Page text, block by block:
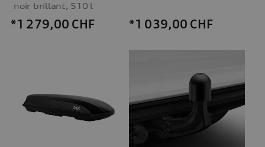
noir brillant, 510 l
*1 279,00 CHF *1 039,00 CHF